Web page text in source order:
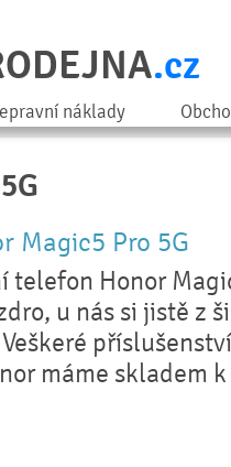
.cz
náklady
Magic5 Pro 5G
Honor
u nás si jistě z
máme skladem